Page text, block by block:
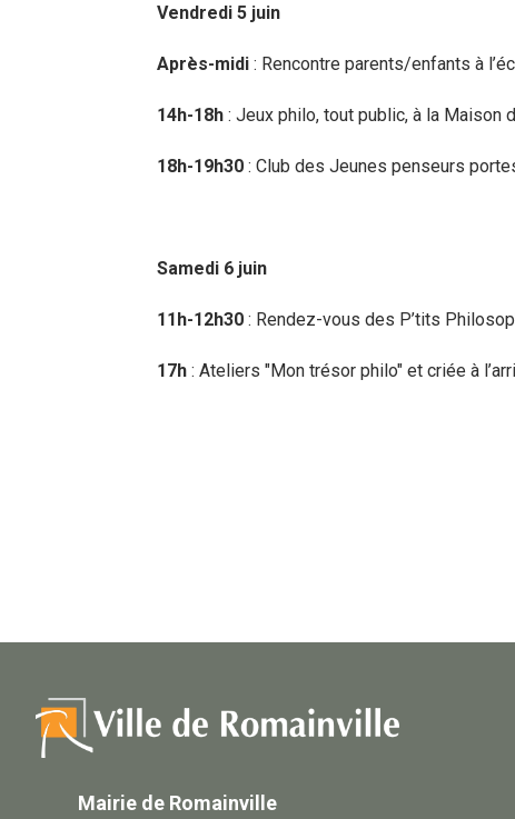
Vendredi 5 juin
Après-midi : Rencontre parents/enfants à
14h-18h : Jeux philo, tout public, à la Maison
18h-19h30 : Club des Jeunes penseurs
Samedi 6 juin
11h-12h30 : Rendez-vous des P’tits
17h : Ateliers "Mon trésor philo" et criée à
Mairie de Romainville